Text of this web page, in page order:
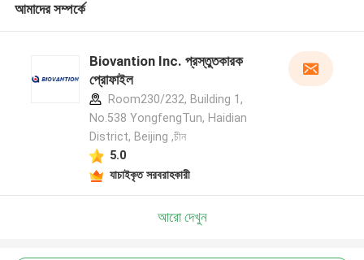
আমাদের সম্পর্কে
Biovantion Inc. প্রস্তুতকারক
প্রোফাইল
Room230/232, Building 1,
No.538 YongfengTun, Haidian
District, Beijing ,চীন
5.0
যাচাইকৃত সরবরাহকারী
আরো দেখুন